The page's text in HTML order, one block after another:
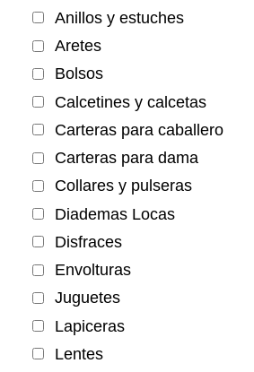
Anillos y estuches
Aretes
Bolsos
Calcetines y calcetas
Carteras para caballero
Carteras para dama
Collares y pulseras
Diademas Locas
Disfraces
Envolturas
Juguetes
Lapiceras
Lentes